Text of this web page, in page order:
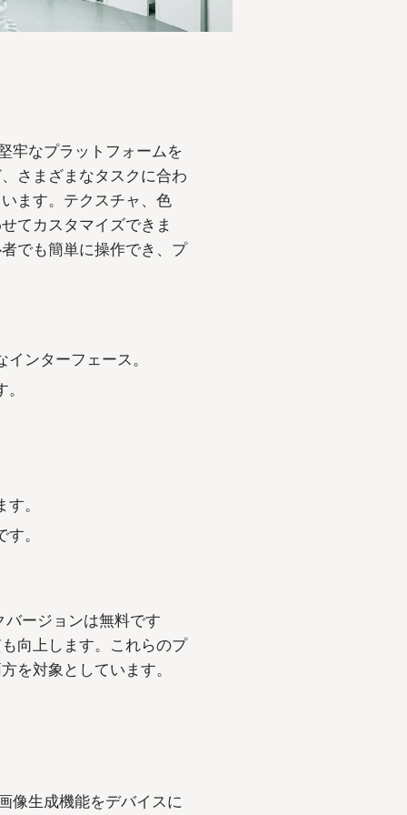
牢なプラットフォームを
さまざまなタスクに合わ
ます。テクスチャ、色
てカスタマイズできま
でも簡単に操作でき、プ
ンターフェース。
。
。
ージョンは無料です
向上します。これらのプ
を対象としています。
像生成機能をデバイスに